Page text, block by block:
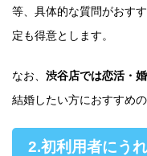
等、具体的な質問がおす
定も得意とします。
なお、 渋谷店では恋活・
結婚したい方におすすめの
2.初利用者にう